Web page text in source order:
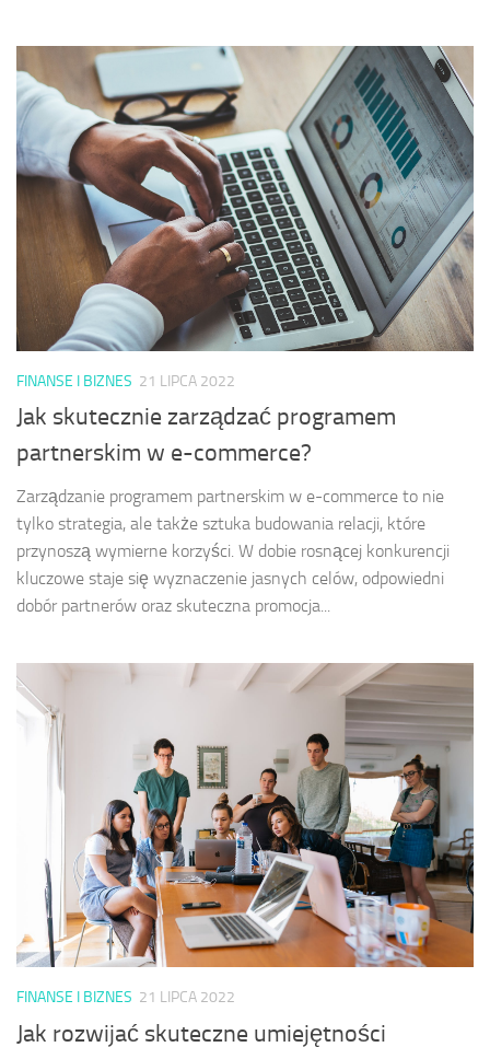
FINANSE I BIZNES 21 LIPCA 2022
Jak skutecznie zarządzać programem
partnerskim w e-commerce?
Zarządzanie programem partnerskim w e-commerce to nie
tylko strategia, ale także sztuka budowania relacji, które
przynoszą wymierne korzyści. W dobie rosnącej konkurencji
kluczowe staje się wyznaczenie jasnych celów, odpowiedni
dobór partnerów oraz skuteczna promocja...
FINANSE I BIZNES 21 LIPCA 2022
Jak rozwijać skuteczne umiejętności